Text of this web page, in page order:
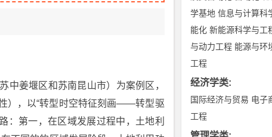
中姜堰区和苏南昆山市）为案例区，
），以“转型时空特征刻画——转型驱
第一，在区域发展过程中，土地利
学基地 信息与计算科
能化 新能源科学与工
与动力工程 能源与环
工程
经济学类:
国际经济与贸易 电子
工程